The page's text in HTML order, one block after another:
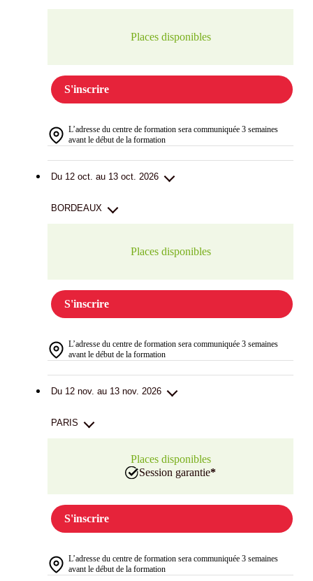
Places disponibles
S'inscrire
L’adresse du centre de formation sera communiquée 3 semaines
avant le début de la formation
Du 12 oct. au 13 oct. 2026
BORDEAUX
Places disponibles
S'inscrire
L’adresse du centre de formation sera communiquée 3 semaines
avant le début de la formation
Du 12 nov. au 13 nov. 2026
PARIS
Places disponibles
Session garantie*
S'inscrire
L’adresse du centre de formation sera communiquée 3 semaines
avant le début de la formation